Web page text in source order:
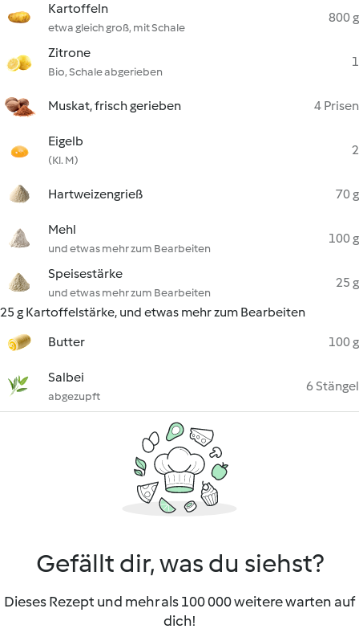
Kartoffeln
etwa gleich groß, mit Schale
800 g
Zitrone
Bio, Schale abgerieben
1
Muskat, frisch gerieben 4 Prisen
Eigelb
(Kl. M)
2
Hartweizengrieß 70 g
Mehl
und etwas mehr zum Bearbeiten
100 g
Speisestärke
und etwas mehr zum Bearbeiten
25 g
25 g Kartoffelstärke, und etwas mehr zum Bearbeiten
Butter
100 g
Salbei
abgezupft
6 Stängel
Gefällt dir, was du siehst?
Dieses Rezept und mehr als 100 000 weitere warten auf
dich!